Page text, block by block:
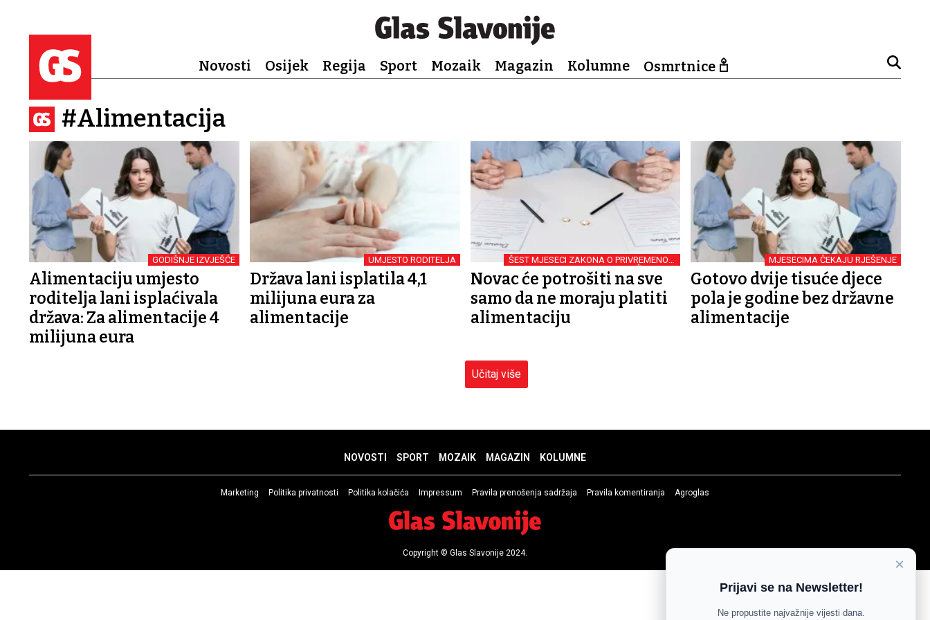
Novosti Osijek Regija Sport Mozaik Magazin Kolumne Osmrtnice
#Alimentacija
GODIŠNJE IZVJEŠĆE
Alimentaciju umjesto
roditelja lani isplaćivala
država: Za alimentacije 4
milijuna eura
UMJESTO RODITELJA
Država lani isplatila 4,1
milijuna eura za
alimentacije
ŠEST MJESECI ZAKONA O PRIVREMENOM
UZDRŽAVANJU
Novac će potrošiti na sve
samo da ne moraju platiti
alimentaciju
MJESECIMA ČEKAJU RJEŠENJE
Gotovo dvije tisuće djece
pola je godine bez državne
alimentacije
Učitaj više
NOVOSTI SPORT MOZAIK MAGAZIN KOLUMNE
Marketing Politika privatnosti Politika kolačića Impressum Pravila prenošenja sadržaja Pravila komentiranja Agroglas
Copyright © Glas Slavonije 2024.
×
Prijavi se na Newsletter!
Ne propustite najvažnije vijesti dana.